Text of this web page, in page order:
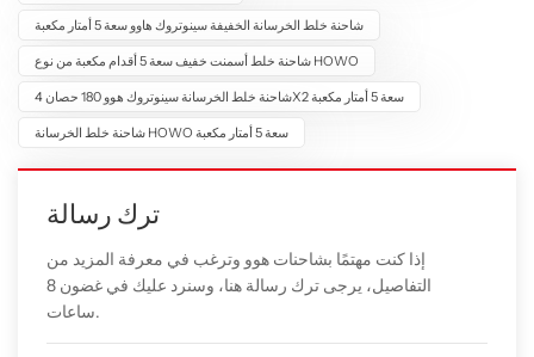
شاحنة خلط الخرسانة الخفيفة سينوتروك هاوو سعة 5 أمتار مكعبة
شاحنة خلط أسمنت خفيف سعة 5 أقدام مكعبة من نوع HOWO
شاحنة خلط الخرسانة سينوتروك هوو 180 حصان 4X2 سعة 5 أمتار مكعبة
شاحنة خلط الخرسانة HOWO سعة 5 أمتار مكعبة
ترك رسالة
إذا كنت مهتمًا بشاحنات هوو وترغب في معرفة المزيد من
التفاصيل، يرجى ترك رسالة هنا، وسنرد عليك في غضون 8
ساعات.